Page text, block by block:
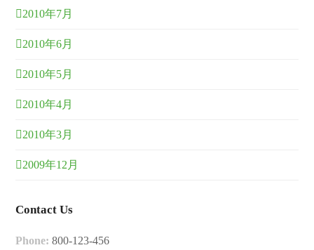
2010年7月
2010年6月
2010年5月
2010年4月
2010年3月
2009年12月
Contact Us
Phone: 800-123-456